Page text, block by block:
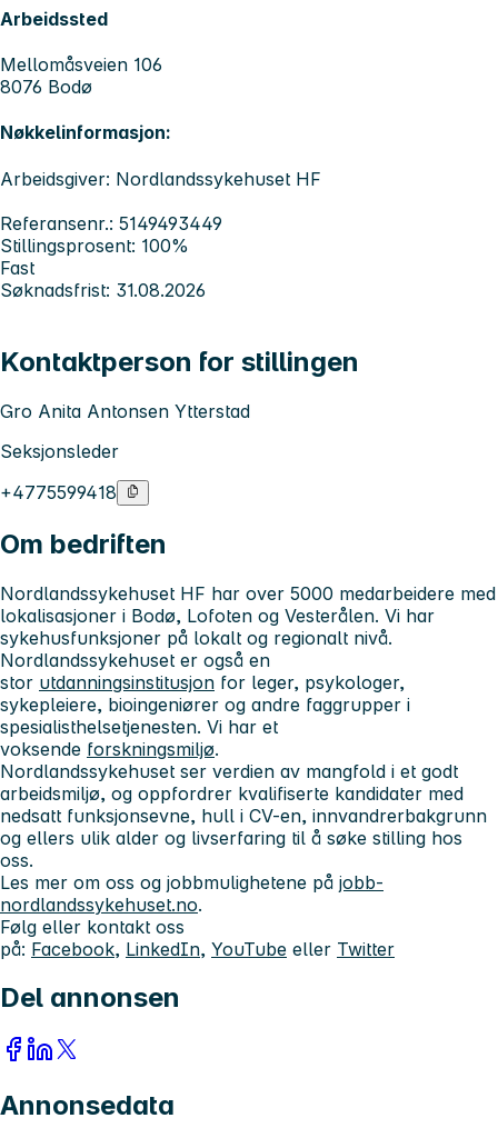
Arbeidssted
Mellomåsveien 106
8076 Bodø
Nøkkelinformasjon:
Arbeidsgiver: Nordlandssykehuset HF
Referansenr.: 5149493449
Stillingsprosent: 100%
Fast
Søknadsfrist: 31.08.2026
Kontaktperson for stillingen
Gro Anita Antonsen Ytterstad
Seksjonsleder
+4775599418
Om bedriften
Nordlandssykehuset HF har over 5000 medarbeidere med
lokalisasjoner i Bodø, Lofoten og Vesterålen. Vi har
sykehusfunksjoner på lokalt og regionalt nivå.
Nordlandssykehuset er også en
stor utdanningsinstitusjon for leger, psykologer,
sykepleiere, bioingeniører og andre faggrupper i
spesialisthelsetjenesten. Vi har et
voksende forskningsmiljø.
Nordlandssykehuset ser verdien av mangfold i et godt
arbeidsmiljø, og oppfordrer kvalifiserte kandidater med
nedsatt funksjonsevne, hull i CV-en, innvandrerbakgrunn
og ellers ulik alder og livserfaring til å søke stilling hos
oss.
Les mer om oss og jobbmulighetene på jobb-
nordlandssykehuset.no.
Følg eller kontakt oss
på: Facebook, LinkedIn, YouTube eller Twitter
Del annonsen
Annonsedata